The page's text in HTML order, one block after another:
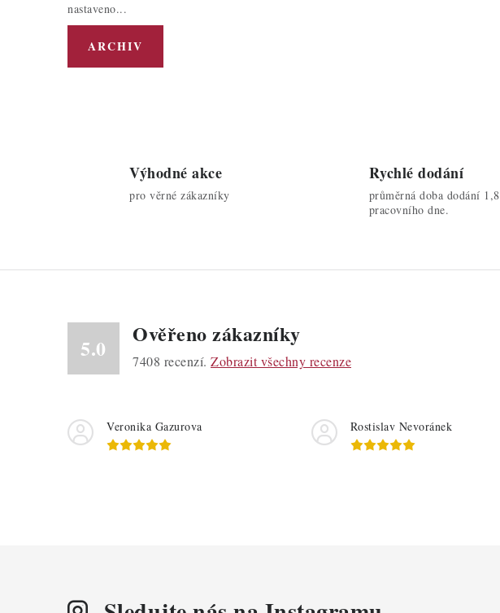
nastaveno...
ARCHIV
Výhodné akce
pro věrné zákazníky
Rychlé dodání
průměrná doba dodání 1,8
pracovního dne.
5.0
Ověřeno zákazníky
7408 recenzí. Zobrazit všechny recenze
Veronika Gazurova Rostislav Nevoránek